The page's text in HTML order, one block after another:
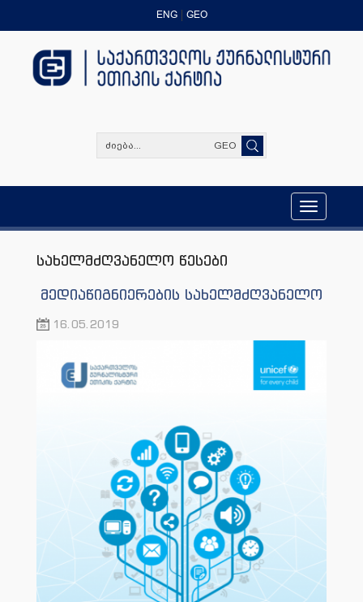
ENG GEO
GEO
Toggle
navigation
სახელმძღვანელო წესები
მედიაწიგნიერების სახელმძღვანელო
16.05.2019